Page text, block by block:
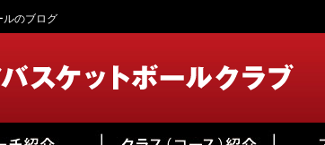
ルのブログ